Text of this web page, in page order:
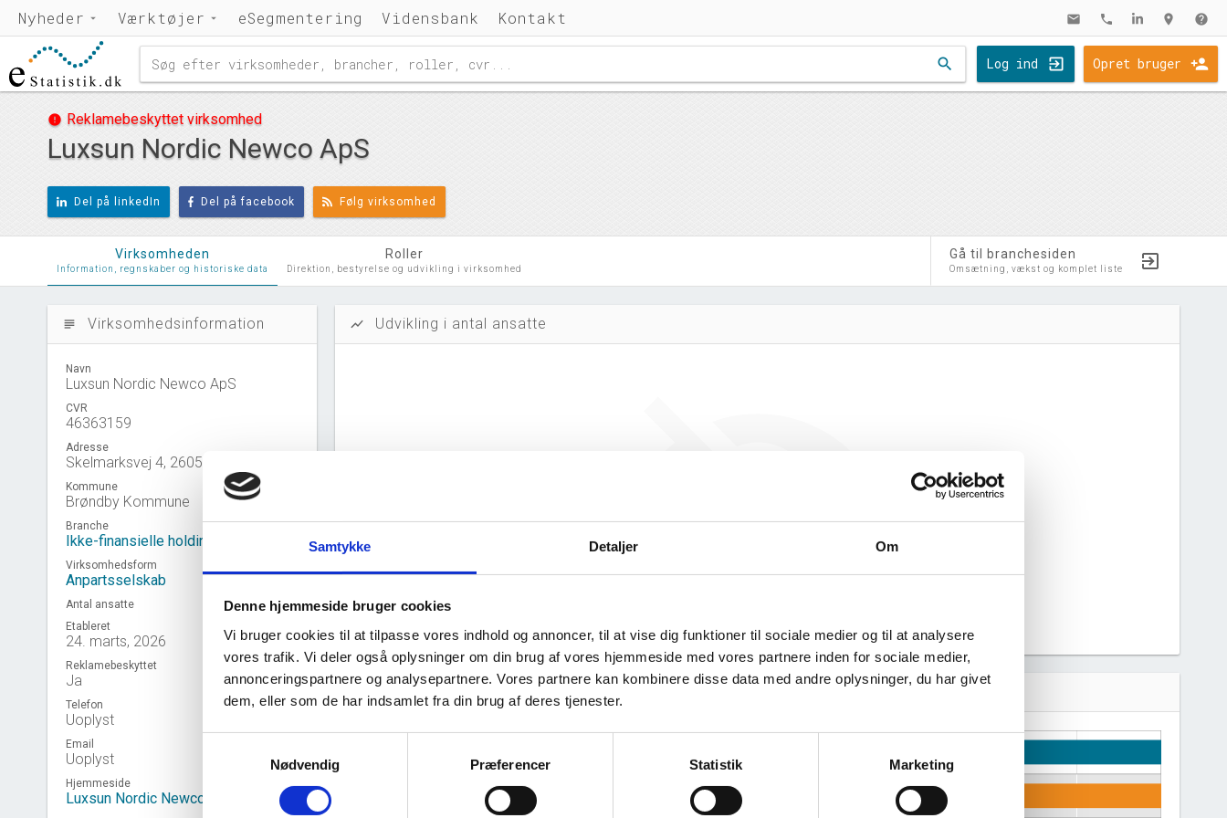
Samtykke Detaljer Om
Denne hjemmeside bruger cookies
Vi bruger cookies til at tilpasse vores indhold og annoncer, til at vise dig funktioner til sociale medier og til at analysere
vores trafik. Vi deler også oplysninger om din brug af vores hjemmeside med vores partnere inden for sociale medier,
annonceringspartnere og analysepartnere. Vores partnere kan kombinere disse data med andre oplysninger, du har givet
dem, eller som de har indsamlet fra din brug af deres tjenester.
Nødvendig
Præferencer Statistik Marketing
Nyheder Værktøjer eSegmentering Vidensbank Kontakt mail phone location_on help
search Log ind Opret bruger
error Reklamebeskyttet virksomhed
Luxsun Nordic Newco ApS
Del på linkedIn Del på facebook Følg virksomhed
Virksomheden
Information, regnskaber og historiske data
Roller
Direktion, bestyrelse og udvikling i virksomhed
Gå til branchesiden
Omsætning, vækst og komplet liste
subject Virksomhedsinformation
Navn
Luxsun Nordic Newco ApS
CVR
46363159
Adresse
Skelmarksvej 4, 2605 Brøndby
Kommune
Brøndby Kommune
Branche
Ikke-finansielle holdingselskaber
Virksomhedsform
Anpartsselskab
Antal ansatte
Etableret
24. marts, 2026
Reklamebeskyttet
Ja
Telefon
Uoplyst
Email
Uoplyst
Hjemmeside
Luxsun Nordic Newco ApS
show_chart Udvikling i antal ansatte
Luxsun Nordic Newco ApS har ikke haft
ikke generere figuren for denne virksomhed.
Virksomhedshistorik
Skelmarksvej 4, 2605 Brøndby